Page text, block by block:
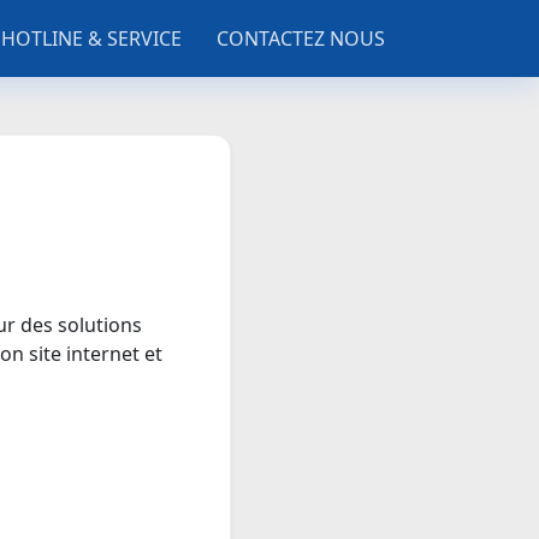
HOTLINE & SERVICE CONTACTEZ NOUS
des solutions
site internet et